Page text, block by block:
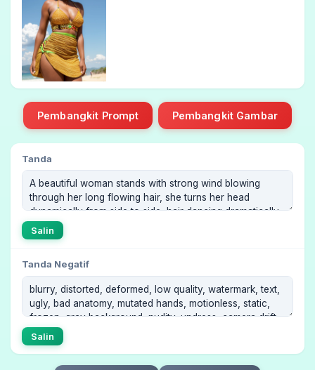
Pembangkit Prompt Pembangkit Gambar
Tanda
Salin
Tanda Negatif
Salin